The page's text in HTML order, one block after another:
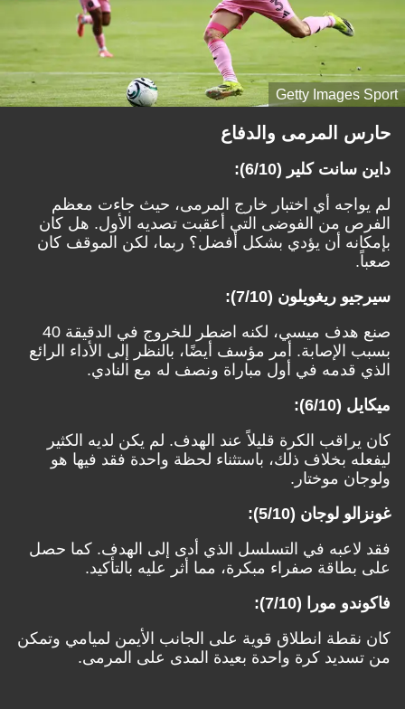
Getty Images Sport
حارس المرمى والدفاع
داين سانت كلير (6/10):
لم يواجه أي اختبار خارج المرمى، حيث جاءت معظم
الفرص من الفوضى التي أعقبت تصديه الأول. هل كان
بإمكانه أن يؤدي بشكل أفضل؟ ربما، لكن الموقف كان
صعباً.
سيرجيو ريغويلون (7/10):
صنع هدف ميسي، لكنه اضطر للخروج في الدقيقة 40
بسبب الإصابة. أمر مؤسف أيضًا، بالنظر إلى الأداء الرائع
الذي قدمه في أول مباراة ونصف له مع النادي.
ميكايل (6/10):
كان يراقب الكرة قليلاً عند الهدف. لم يكن لديه الكثير
ليفعله بخلاف ذلك، باستثناء لحظة واحدة فقد فيها هو
ولوجان موختار.
غونزالو لوجان (5/10):
فقد لاعبه في التسلسل الذي أدى إلى الهدف. كما حصل
على بطاقة صفراء مبكرة، مما أثر عليه بالتأكيد.
فاكوندو مورا (7/10):
كان نقطة انطلاق قوية على الجانب الأيمن لميامي وتمكن
من تسديد كرة واحدة بعيدة المدى على المرمى.